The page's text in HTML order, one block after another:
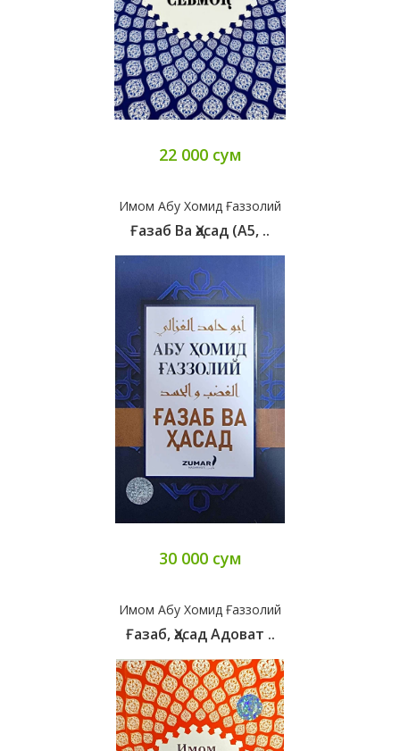
22 000 сум
Имом Абу Хомид Ғаззолий
Ғазаб Ва Ҳасад (А5, ..
30 000 сум
Имом Абу Хомид Ғаззолий
Ғазаб, Ҳасад Адоват ..